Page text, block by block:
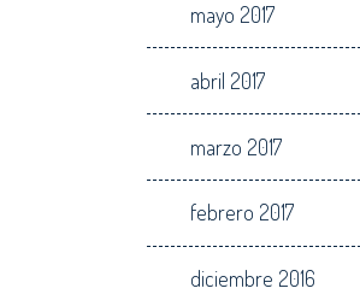
mayo 2017
abril 2017
marzo 2017
febrero 2017
diciembre 2016